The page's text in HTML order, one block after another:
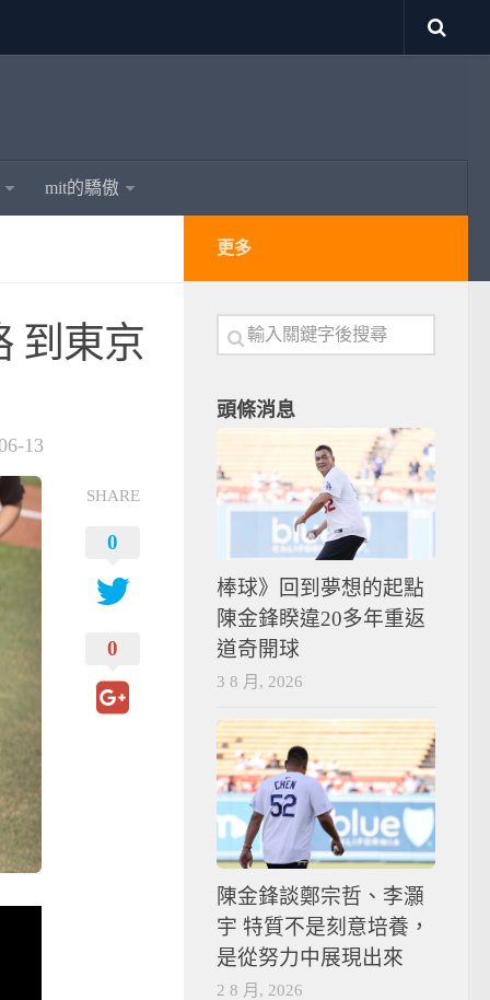
mit的驕傲
到東京
13
SHARE
0
0
更多
頭條消息
棒球》回到夢想的起點
陳金鋒睽違20多年重返
道奇開球
3 8 月, 2026
陳金鋒談鄭宗哲、李灝
宇 特質不是刻意培養，
是從努力中展現出來
2 8 月, 2026